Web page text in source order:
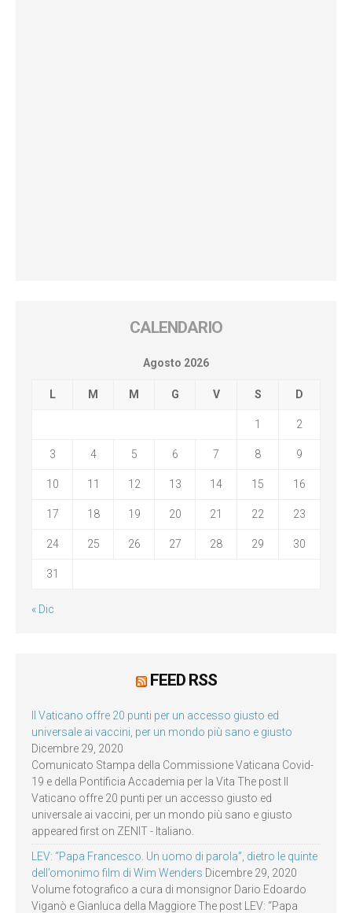
CALENDARIO
Agosto 2026
L M M G V S D
1 2
3 4 5 6 7 8 9
10 11 12 13 14 15 16
17 18 19 20 21 22 23
24 25 26 27 28 29 30
31
« Dic
FEED RSS
Il Vaticano offre 20 punti per un accesso giusto ed
universale ai vaccini, per un mondo più sano e giusto
Dicembre 29, 2020
Comunicato Stampa della Commissione Vaticana Covid-
19 e della Pontificia Accademia per la Vita The post Il
Vaticano offre 20 punti per un accesso giusto ed
universale ai vaccini, per un mondo più sano e giusto
appeared first on ZENIT - Italiano.
LEV: “Papa Francesco. Un uomo di parola”, dietro le quinte
dell’omonimo film di Wim Wenders Dicembre 29, 2020
Volume fotografico a cura di monsignor Dario Edoardo
Viganò e Gianluca della Maggiore The post LEV: “Papa